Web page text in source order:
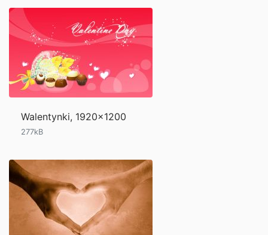
Walentynki, 1920x1200
277kB